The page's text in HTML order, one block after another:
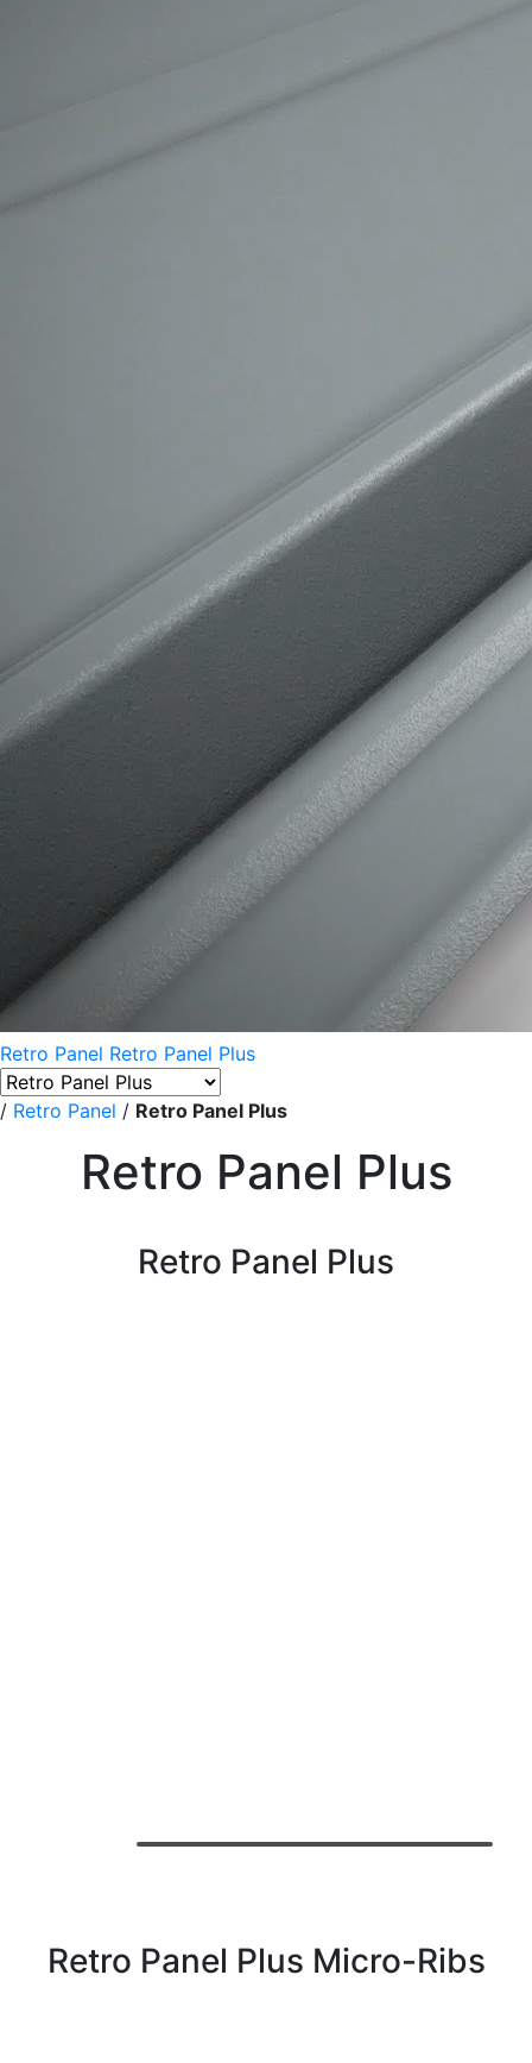
Retro Panel Retro Panel Plus
/ Retro Panel / Retro Panel Plus
Retro Panel Plus
Retro Panel Plus
Retro Panel Plus Micro-Ribs